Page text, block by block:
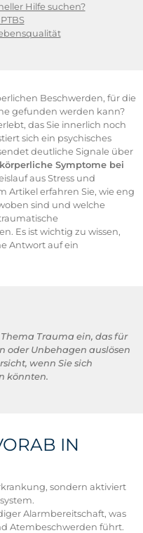
Hilfe suchen?
Beschwerden, für die
gefunden werden kann?
das Sie innerlich noch
sich ein psychisches
deutliche Signale über
körperliche Symptome bei
aus Stress und
Artikel erfahren Sie, wie eng
sind und welche
Es ist wichtig zu wissen,
Antwort auf ein
Trauma ein, das für
oder Unbehagen auslösen
wenn Sie sich
könnten.
IN
sondern aktiviert
Alarmbereitschaft, was
Atembeschwerden führt.